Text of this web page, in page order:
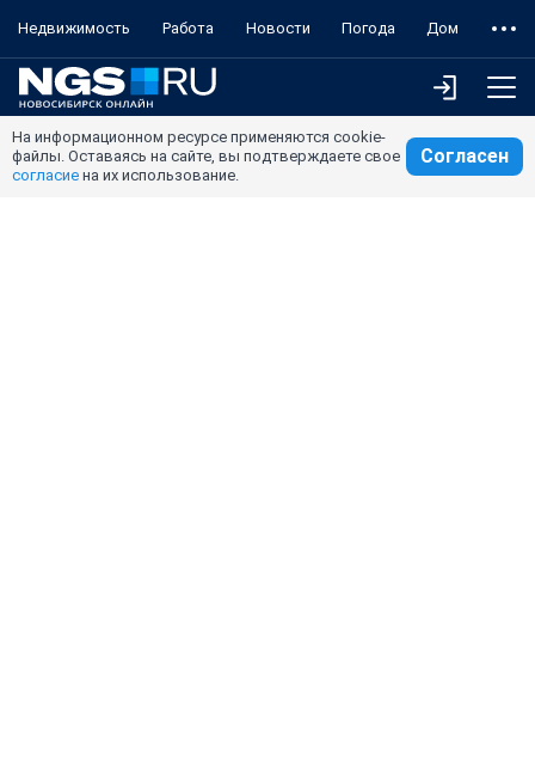
Недвижимость Работа Новости Погода Дом
На информационном ресурсе применяются cookie-
файлы. Оставаясь на сайте, вы подтверждаете свое
согласие на их использование.
Согласен